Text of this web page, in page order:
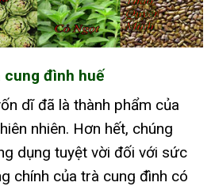
cung đình huế
dĩ đã là thành phẩm của
nhiên. Hơn hết, chúng
dụng tuyệt vời đối với sức
chính của trà cung đình có